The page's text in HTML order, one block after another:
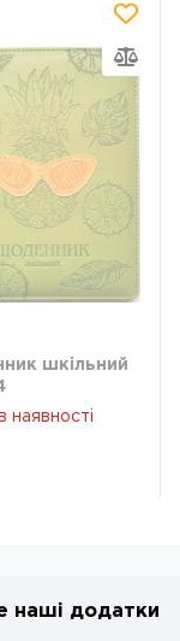
шкільний
наявності
наші додатки